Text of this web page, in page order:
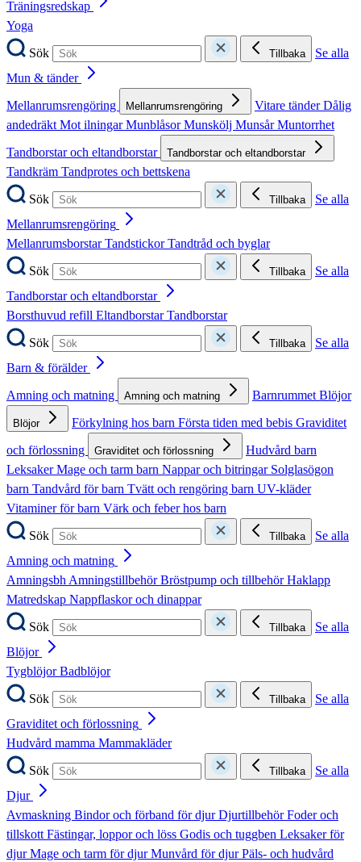
Träningsredskap
Yoga
Sök
Tillbaka
Se alla
Mun & tänder
Mellanrumsrengöring
Mellanrumsrengöring Vitare tänderDålig
andedräktMot ilningarMunblåsorMunskölj MunsårMuntorrhet
Tandborstar och eltandborstar
Tandborstar och eltandborstar
Tandkräm Tandprotes och bettskena
Sök
Tillbaka
Se alla
Mellanrumsrengöring
MellanrumsborstarTandstickorTandtråd och byglar
Sök
Tillbaka
Se alla
Tandborstar och eltandborstar
Borsthuvud refill EltandborstarTandborstar
Sök
Tillbaka
Se alla
Barn & förälder
Amning och matning
Amning och matning BarnrummetBlöjor
Blöjor Förkylning hos barn Första tiden med bebis Graviditet
och förlossning
Graviditet och förlossning
Hudvård barn
LeksakerMage och tarm barn Nappar och bitringar Solglasögon
barn Tandvård för barn Tvätt och rengöring barn UV-kläder
Vitaminer för barn Värk och feber hos barn
Sök
Tillbaka
Se alla
Amning och matning
AmningsbhAmningstillbehörBröstpump och tillbehörHaklapp
Matredskap Nappflaskor och dinappar
Sök
Tillbaka
Se alla
Blöjor
TygblöjorBadblöjor
Sök
Tillbaka
Se alla
Graviditet och förlossning
Hudvård mamma Mammakläder
Sök
Tillbaka
Se alla
Djur
Avmaskning Bindor och förband för djurDjurtillbehörFoder och
tillskottFästingar, loppor och löss Godis och tuggben Leksaker för
djurMage och tarm för djurMunvård för djurPäls- och hudvård